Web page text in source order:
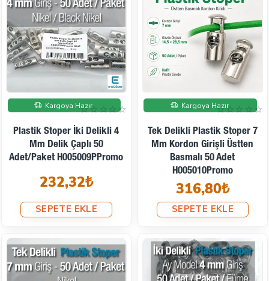
Kargoya Hazır
Plastik Stoper İki Delikli 4
Mm Delik Çaplı 50
Adet/Paket H005009PPromo
232,32₺
SEPETE EKLE
Kargoya Hazır
Tek Delikli Plastik Stoper 7
Mm Kordon Girişli Üstten
Basmalı 50 Adet
H005010Promo
316,80₺
SEPETE EKLE